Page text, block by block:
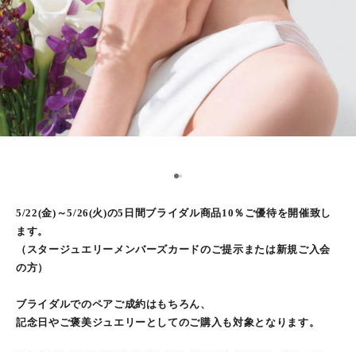
1
5/22(金)～5/26(火)の5日間ブライダル商品10％ご優待を開催致し
ます。
（スタージュエリーメンバーズカードのご提示または新規ご入会
の方）
ブライダルでのペアご成約はもちろん、
記念日やご褒美ジュエリーとしてのご購入も対象となります。